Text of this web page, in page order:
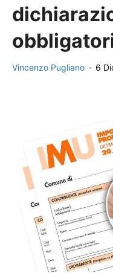
Vincenzo Pugliano - 6